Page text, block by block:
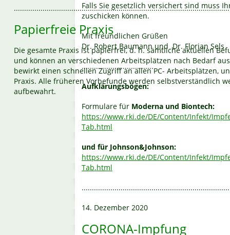
Falls Sie gesetzlich versichert sind muss
zuschicken können.
Mit freundlichen Grüßen
Dr. Robert Baumann und Dr. Florian Sels
...................................
Aufklärungsbögen:
Formulare für Moderna und Biontech:
https://www.rki.de/DE/Content/Infekt/
Tab.html
und für Johnson&Johnson:
https://www.rki.de/DE/Content/Infekt/
Tab.html
14. Dezember 2020
CORONA-Impfung
Papierfreie Praxis
Die gesamte Praxis ist papierfrei, d. h. sämtliche aktuellen
und können an verschiedenen Arbeitsplätzen nach Bedarf
bewirkt einen schnellen Zugriff an allen PC- Arbeitsplätzen,
Praxis. Alle früheren Vorbefunde werden selbstverständlich
aufbewahrt.